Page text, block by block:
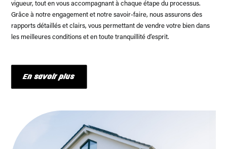
vigueur, tout en vous accompagnant à chaque étape du processus.
Grâce à notre engagement et notre savoir-faire, nous assurons des
rapports détaillés et clairs, vous permettant de vendre votre bien dans
les meilleures conditions et en toute tranquillité d’esprit.
En savoir plus